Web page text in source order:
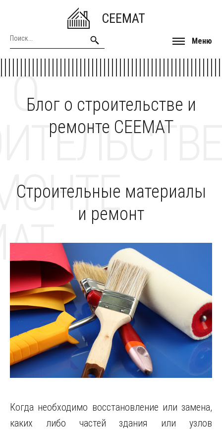
CEEMAT
Меню
Блог о строительстве и
ремонте CEEMAT
О
Строительные материалы
и ремонт
Когда необходимо восстановление или замена,
каких либо частей здания или узлов